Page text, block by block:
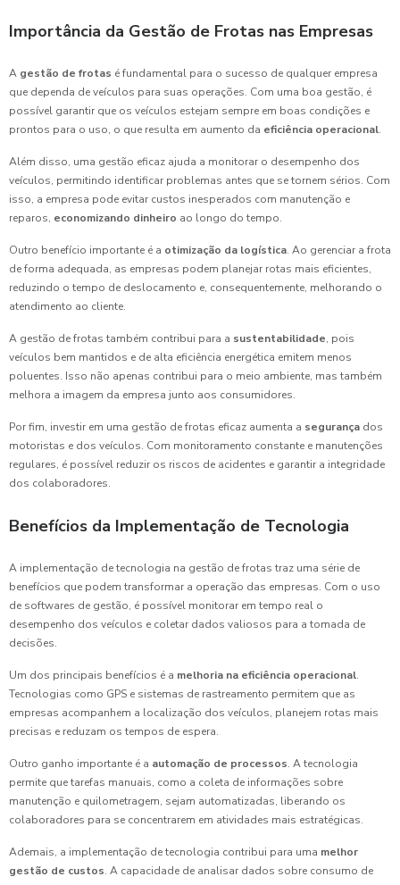
Importância da Gestão de Frotas nas Empresas
A gestão de frotas é fundamental para o sucesso de qualquer empresa
que dependa de veículos para suas operações. Com uma boa gestão, é
possível garantir que os veículos estejam sempre em boas condições e
prontos para o uso, o que resulta em aumento da eficiência operacional.
Além disso, uma gestão eficaz ajuda a monitorar o desempenho dos
veículos, permitindo identificar problemas antes que se tornem sérios. Com
isso, a empresa pode evitar custos inesperados com manutenção e
reparos, economizando dinheiro ao longo do tempo.
Outro benefício importante é a otimização da logística. Ao gerenciar a frota
de forma adequada, as empresas podem planejar rotas mais eficientes,
reduzindo o tempo de deslocamento e, consequentemente, melhorando o
atendimento ao cliente.
A gestão de frotas também contribui para a sustentabilidade, pois
veículos bem mantidos e de alta eficiência energética emitem menos
poluentes. Isso não apenas contribui para o meio ambiente, mas também
melhora a imagem da empresa junto aos consumidores.
Por fim, investir em uma gestão de frotas eficaz aumenta a segurança dos
motoristas e dos veículos. Com monitoramento constante e manutenções
regulares, é possível reduzir os riscos de acidentes e garantir a integridade
dos colaboradores.
Benefícios da Implementação de Tecnologia
A implementação de tecnologia na gestão de frotas traz uma série de
benefícios que podem transformar a operação das empresas. Com o uso
de softwares de gestão, é possível monitorar em tempo real o
desempenho dos veículos e coletar dados valiosos para a tomada de
decisões.
Um dos principais benefícios é a melhoria na eficiência operacional.
Tecnologias como GPS e sistemas de rastreamento permitem que as
empresas acompanhem a localização dos veículos, planejem rotas mais
precisas e reduzam os tempos de espera.
Outro ganho importante é a automação de processos. A tecnologia
permite que tarefas manuais, como a coleta de informações sobre
manutenção e quilometragem, sejam automatizadas, liberando os
colaboradores para se concentrarem em atividades mais estratégicas.
Ademais, a implementação de tecnologia contribui para uma melhor
gestão de custos. A capacidade de analisar dados sobre consumo de